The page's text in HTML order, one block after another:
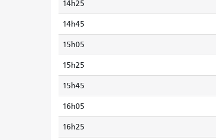
14h25
14h45
15h05
15h25
15h45
16h05
16h25